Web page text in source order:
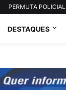
PERMUTA POLICIAL
DESTAQUES